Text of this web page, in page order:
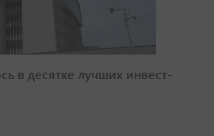
в десятке лучших инвест-